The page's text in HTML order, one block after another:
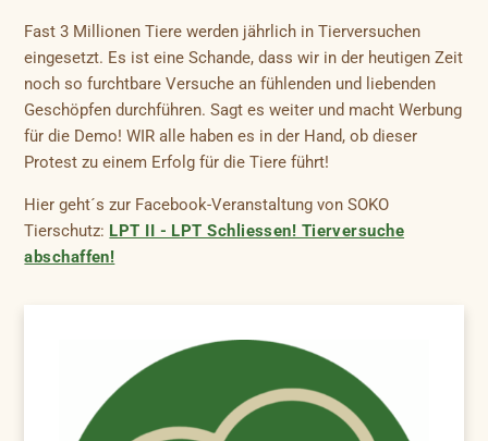
Fast 3 Millionen Tiere werden jährlich in Tierversuchen
eingesetzt. Es ist eine Schande, dass wir in der heutigen Zeit
noch so furchtbare Versuche an fühlenden und liebenden
Geschöpfen durchführen. Sagt es weiter und macht Werbung
für die Demo! WIR alle haben es in der Hand, ob dieser
Protest zu einem Erfolg für die Tiere führt!
Hier geht´s zur Facebook-Veranstaltung von SOKO
Tierschutz: LPT II - LPT Schliessen! Tierversuche
abschaffen!